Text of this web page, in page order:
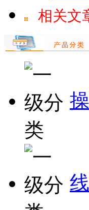
相关文